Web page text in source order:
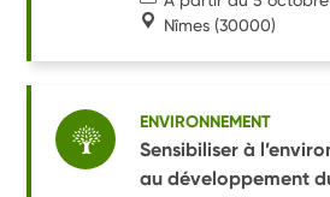
Nîmes (30000)
ENVIRONNEMENT
Sensibiliser à
au développement